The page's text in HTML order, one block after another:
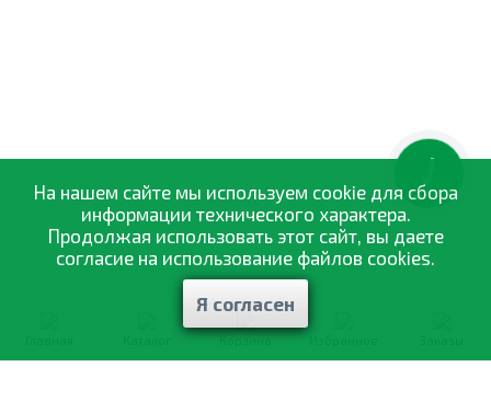
Корзина
На нашем сайте мы используем cookie для сбора
информации технического характера.
Продолжая использовать этот сайт, вы даете
согласие на использование файлов cookies.
Я согласен